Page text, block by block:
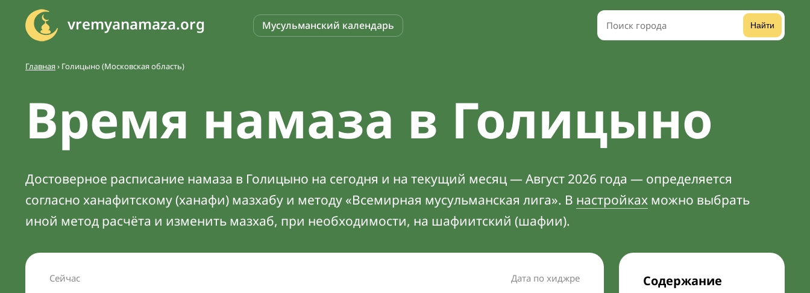
vremyanamaza.org Мусульманский календарь Найти
Главная› Голицыно (Московская область)
Время намаза в Голицыно
Достоверное расписание намаза в Голицыно на сегодня и на текущий месяц — Август 2026 года — определяется
согласно ханафитскому (ханафи) мазхабу и методу «Всемирная мусульманская лига». В настройках можно выбрать
иной метод расчёта и изменить мазхаб, при необходимости, на шафиитский (шафии).
Содержание
Сейчас Дата по хиджре